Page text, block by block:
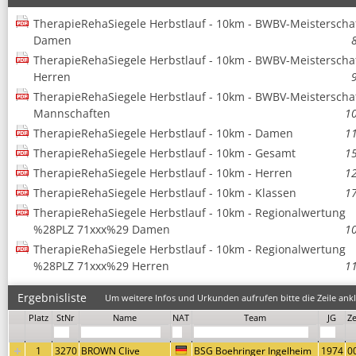
TherapieRehaSiegele Herbstlauf - 10km - BWBV-
Damen
TherapieRehaSiegele Herbstlauf - 10km - BWBV-
Herren
TherapieRehaSiegele Herbstlauf - 10km - BWBV-
Mannschaften
TherapieRehaSiegele Herbstlauf - 10km - Damen
TherapieRehaSiegele Herbstlauf - 10km - Gesamt
TherapieRehaSiegele Herbstlauf - 10km - Herren
TherapieRehaSiegele Herbstlauf - 10km - Klassen
TherapieRehaSiegele Herbstlauf - 10km - Regionalwertung
%28PLZ 71xxx%29 Damen
TherapieRehaSiegele Herbstlauf - 10km - Regionalwertung
%28PLZ 71xxx%29 Herren
Ergebnisliste
Um weitere Infos und Urkunden aufrufen bitte die Zeile
Platz
StNr Name NAT Team JG
1 3270 BROWN Clive BSG Boehringer Ingelheim 1974